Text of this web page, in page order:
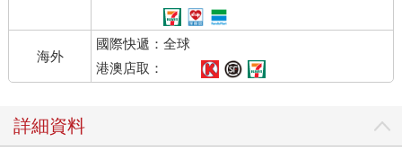
海外
國際快遞：全球
港澳店取：
詳細資料